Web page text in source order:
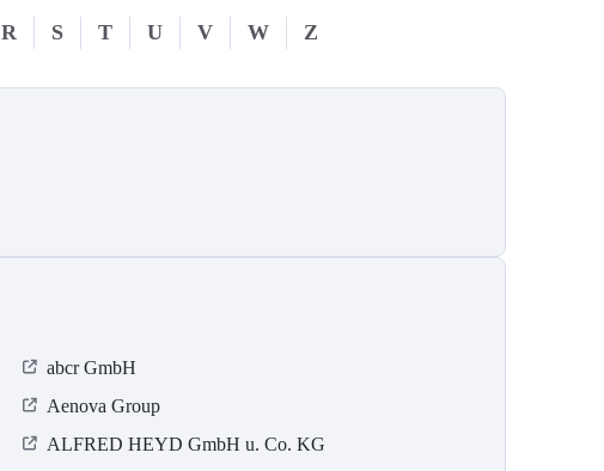
R S T U V W Z
abcr GmbH
Aenova Group
ALFRED HEYD GmbH u. Co. KG